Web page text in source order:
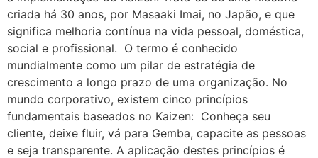
criada há 30 anos, por Masaaki Imai, no Japão, e que
significa melhoria contínua na vida pessoal, doméstica,
social e profissional. O termo é conhecido
mundialmente como um pilar de estratégia de
crescimento a longo prazo de uma organização. No
mundo corporativo, existem cinco princípios
fundamentais baseados no Kaizen: Conheça seu
cliente, deixe fluir, vá para Gemba, capacite as pessoas
e seja transparente. A aplicação destes princípios é